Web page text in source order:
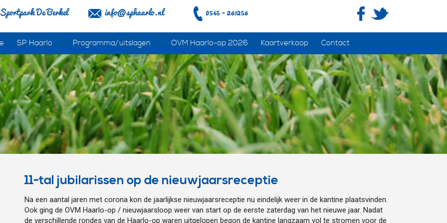
Sportpark De Berkel info@sphaarlo.nl 0545 - 261256
SP Haarlo Programma/uitslagen OVM Haarlo-op 2026 Kaartverkoop Contact
11-tal jubilarissen op de nieuwjaarsreceptie
Na een aantal jaren met corona kon de jaarlijkse nieuwjaarsreceptie nu eindelijk weer in de kantine plaatsvinden.
Ook ging de OVM Haarlo-op / nieuwjaarsloop weer van start op de eerste zaterdag van het nieuwe jaar. Nadat
de verschillende rondes van de Haarlo-op waren uitgelopen begon de kantine langzaam vol te stromen voor de